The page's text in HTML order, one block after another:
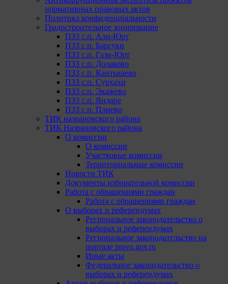
нормативных правовых актов
Политика конфиденциальности
Градостроительное зонирование
ПЗЗ с.п. Али-Юрт
ПЗЗ с.п. Барсуки
ПЗЗ с.п. Гази-Юрт
ПЗЗ с.п. Долаково
ПЗЗ с.п. Кантышево
ПЗЗ с.п. Сурхахи
ПЗЗ с.п. Экажево
ПЗЗ с.п. Яндаре
ПЗЗ с.п. Плиево
ТИК назрановского района
ТИК Назрановского района
О комиссии
О комиссии
Участковые комиссии
Территориальные комиссии
Новости ТИК
Документы избирательной комиссии
Работа с обращениями граждан
Работа с обращениями граждан
О выборах и референдумах
Региональное законодательство о
выборах и референдумах
Региональное законодательство на
портале pravo.gov.ru
Иные акты
Федеральное законодательство о
выборах и референдумах